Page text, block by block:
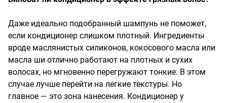
Даже идеально подобранный шампунь не поможет,
если кондиционер слишком плотный. Ингредиенты
вроде маслянистых силиконов, кокосового масла или
масла ши отлично работают на плотных и сухих
волосах, но мгновенно перегружают тонкие. В этом
случае лучше перейти на легкие текстуры. Но
главное — это зона нанесения. Кондиционер у